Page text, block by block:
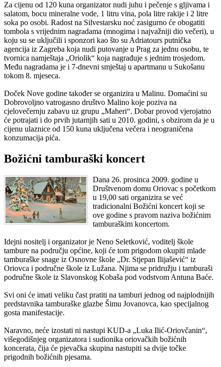
Za cijenu od 120 kuna organizator nudi juhu i pečenje s gljivama i
salatom, bocu mineralne vode, 1 litru vina, pola litre rakije i 2 litre
soka po osobi. Radost na Silvestarsku noć zasigurno će obogatiti
tombola s vrijednim nagradama (mnogima i najvažniji dio večeri), u
koju su se uključili i sponzori kao što su Adriatours putnička
agencija iz Zagreba koja nudi putovanje u Prag za jednu osobu, te
tvornica namještaja „Oriolik“ koja nagrađuje s jednim trosjedom.
Među nagradama je i 7-dnevni smještaj u apartmanu u Sukošanu
tokom 8. mjeseca.
Doček Nove godine također se organizira u Malinu. Domaćini su
Dobrovoljno vatrogasno društvo Malino koje poziva na
cjelovečernju zabavu uz grupu „Maheri“. Dobar provod vjerojatno
će potrajati i do prvih jutarnjih sati u 2010. godini, s obzirom da je u
cijenu ulaznice od 150 kuna uključena večera i neograničena
konzumacija pića.
Božićni tamburaški koncert
Dana 26. prosinca 2009. godine u
Društvenom domu Oriovac s početkom
u 19,00 sati organizira se već
tradicionalni Božićni koncert koji se
ove godine s pravom naziva božićnim
tamburaškim koncertom.
Idejni nositelj i organizator je Neno Seletković, voditelj škole
tambure na području općine, koji će tom prigodom okupiti mlade
tamburaške snage iz Osnovne škole „Dr. Stjepan Ilijašević“ iz
Oriovca i područne škole iz Lužana. Njima se pridružju i tamburaši
područne škole iz Slavonskog Kobaša pod vodstvom Antuna Baće.
Svi oni će imati veliku čast pratiti na tamburi jednog od najplodnijih
predstavnika tamburaške glazbe Šimu Jovanovca, kao specijalnog
gosta manifestacije.
Naravno, neće izostati ni nastupi KUD-a „Luka Ilić-Oriovčanin“,
višegodišnjeg organizatora i sudionika oriovačkih božićnih
koncerata, čija će pjevačka skupina nastupiti sa dvije točke
prigodnih božićnih pjesama.